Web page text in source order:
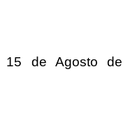
15 de Agosto de